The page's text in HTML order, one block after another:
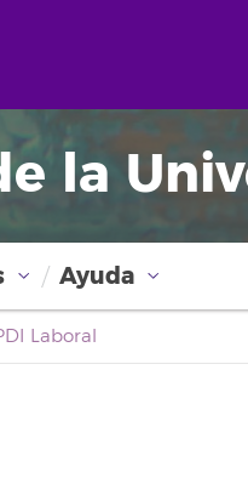
la
Ayuda
Laboral